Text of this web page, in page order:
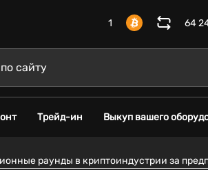
1 64
Трейд-ин Выкуп вашего
раунды в криптоиндустрии за